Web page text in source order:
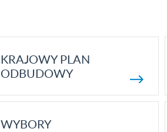
KRAJOWY PLAN
ODBUDOWY
WYBORY